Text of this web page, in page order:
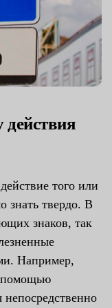
действия
того или
знать твердо. В
знаков, так
Например,
помощью
непосредственно